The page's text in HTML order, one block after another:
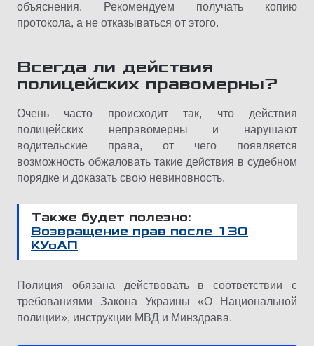
объяснения. Рекомендуем получать копию
протокола, а не отказываться от этого.
Всегда ли действия
полицейских правомерны?
Очень часто происходит так, что действия
полицейских неправомерны и нарушают
водительские права, от чего появляется
возможность обжаловать такие действия в судебном
порядке и доказать свою невиновность.
Также будет полезно:
Возвращение прав после 130
КУоАП
Полиция обязана действовать в соответствии с
требованиями Закона Украины «О Национальной
полиции», инструкции МВД и Минздрава.